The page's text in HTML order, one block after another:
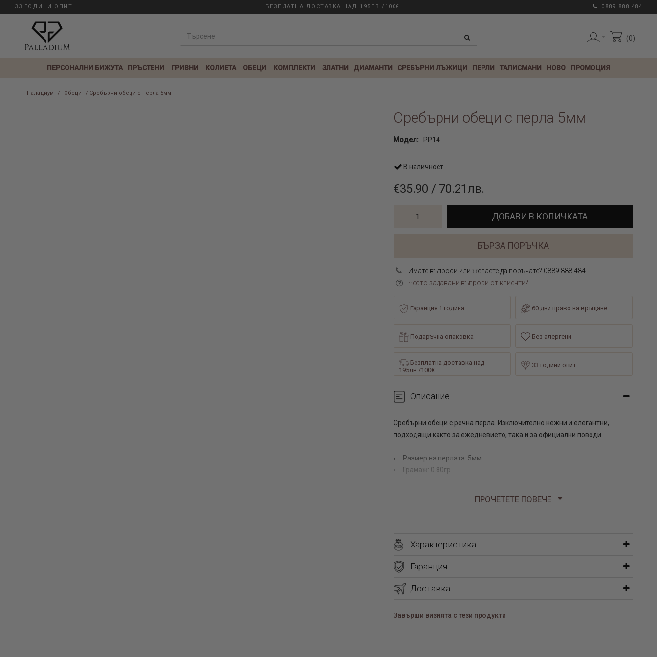
33 ГОДИНИ ОПИТ БЕЗПЛАТНА ДОСТАВКА НАД 195ЛВ./100€ 0889 888 484
0
ПЕРСОНАЛНИ БИЖУТА ПРЪСТЕНИ ГРИВНИ КОЛИЕТА ОБЕЦИ КОМПЛЕКТИ ЗЛАТНИ ДИАМАНТИ СРЕБЪРНИ ЛЪЖИЦИ ПЕРЛИ ТАЛИСМАНИ НОВО ПРОМОЦИЯ
Паладиум / Обеци / Сребърни обеци с перла 5мм
Сребърни обеци с перла 5мм
Модел: PP14
В наличност
€35.90 / 70.21лв.
ДОБАВИ В КОЛИЧКАТА
БЪРЗА ПОРЪЧКА
Имате въпроси или желаете да поръчате? 0889 888 484
Често задавани въпроси от клиенти?
Гаранция 1 година 60 дни право на връщане
Подаръчна опаковка Без алергени
Безплатна доставка над
195лв./100€
33 години опит
Описание
Сребърни обеци с речна перла. Изключително нежни и елегантни,
подходящи както за ежедневието, така и за официални поводи.
Размер на перлата: 5мм
Грамаж: 0.80гр
ПРОЧЕТЕТЕ ПОВЕЧЕ
Характеристика
Гаранция
Доставка
Завърши визията с тези продукти